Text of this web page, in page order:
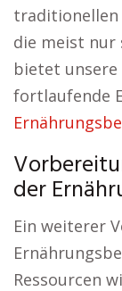
traditionellen
die meist nur
bietet
fortlaufende
der
Ein weiterer
Ressourcen